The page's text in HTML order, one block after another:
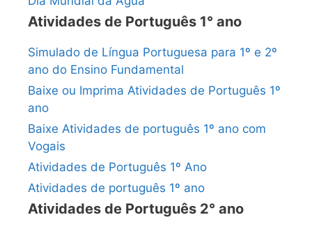
Atividades de Português 1° ano
Simulado de Língua Portuguesa para 1º e 2º
ano do Ensino Fundamental
Baixe ou Imprima Atividades de Português 1º
ano
Baixe Atividades de português 1º ano com
Vogais
Atividades de Português 1º Ano
Atividades de português 1º ano
Atividades de Português 2° ano